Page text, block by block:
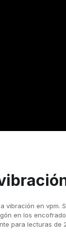
vibración en vpm.
en los
para lecturas de